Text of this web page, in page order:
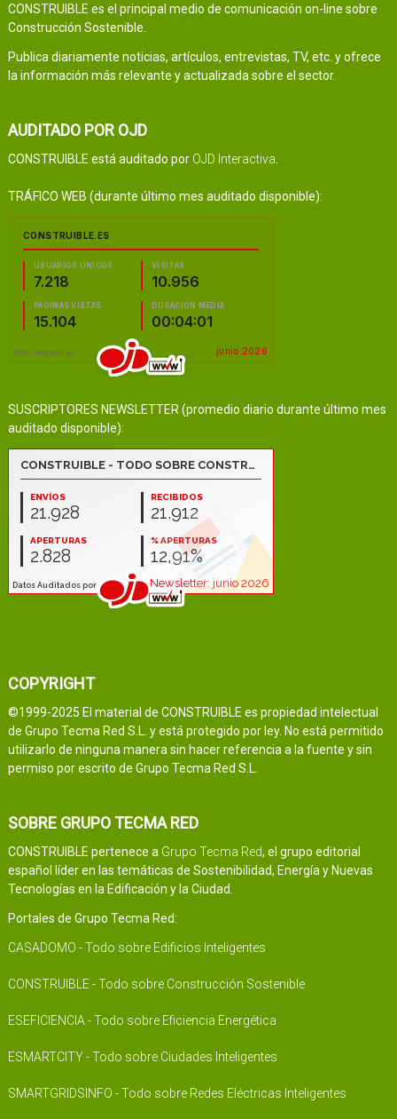
CONSTRUIBLE es el principal medio de comunicación on-line sobre
Construcción Sostenible.
Publica diariamente noticias, artículos, entrevistas, TV, etc. y ofrece
la información más relevante y actualizada sobre el sector.
AUDITADO POR OJD
CONSTRUIBLE está auditado por OJD Interactiva
TRÁFICO WEB (durante último mes auditado disponible):
SUSCRIPTORES NEWSLETTER (promedio diario durante último mes
auditado disponible):
COPYRIGHT
©1999-2025 El material de CONSTRUIBLE es propiedad intelectual
de Grupo Tecma Red S.L. y está protegido por ley. No está permitido
utilizarlo de ninguna manera sin hacer referencia a la fuente y sin
permiso por escrito de Grupo Tecma Red S.L.
SOBRE GRUPO TECMA RED
CONSTRUIBLE pertenece a Grupo Tecma Red, el grupo editorial
español líder en las temáticas de Sostenibilidad, Energía y Nuevas
Tecnologías en la Edificación y la Ciudad.
Portales de Grupo Tecma Red:
CASADOMO - Todo sobre Edificios Inteligentes
CONSTRUIBLE - Todo sobre Construcción Sostenible
ESEFICIENCIA - Todo sobre Eficiencia Energética
ESMARTCITY - Todo sobre Ciudades Inteligentes
SMARTGRIDSINFO - Todo sobre Redes Eléctricas Inteligentes